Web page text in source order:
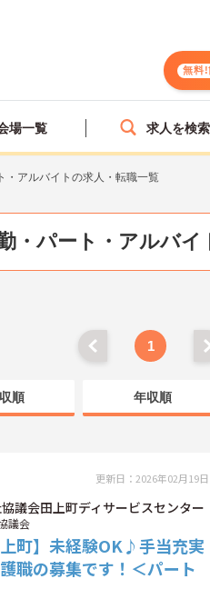
無料!
場一覧 求人を検
・アルバイトの求人・転職一覧
・パート・アルバイ
1
順 年収順
更新日：2026年02月19日
議会田上町ディサービスセンター
議会
上町】未経験OK♪手当充実
職の募集です！＜パート